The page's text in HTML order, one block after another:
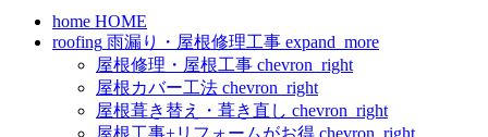
home HOME
roofing 雨漏り・屋根修理工事 expand_more
屋根修理・屋根工事 chevron_right
屋根カバー工法 chevron_right
屋根葺き替え・葺き直し chevron_right
屋根工事+リフォームがお得 chevron_right